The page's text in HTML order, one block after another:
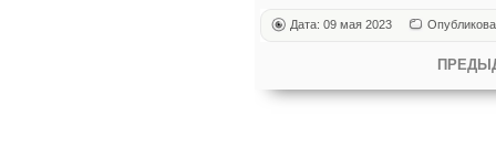
Дата: 09 мая 2023